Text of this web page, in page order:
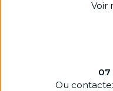
Voir
07
Ou